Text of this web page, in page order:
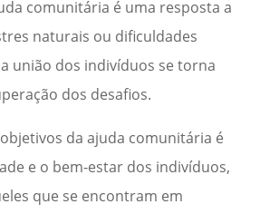
comunitária é uma resposta a
naturais ou dificuldades
união dos indivíduos se torna
dos desafios.
da ajuda comunitária é
e o bem-estar dos indivíduos,
que se encontram em